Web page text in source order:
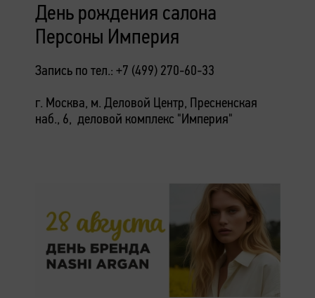
День рождения салона
Персоны Империя
Запись по тел.: +7 (499) 270-60-33
г. Москва, м. Деловой Центр, Пресненская
наб., 6, деловой комплекс "Империя"